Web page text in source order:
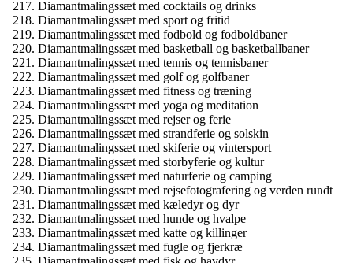
Diamantmalingssæt med cocktails og drinks
Diamantmalingssæt med sport og fritid
Diamantmalingssæt med fodbold og fodboldbaner
Diamantmalingssæt med basketball og basketballbaner
Diamantmalingssæt med tennis og tennisbaner
Diamantmalingssæt med golf og golfbaner
Diamantmalingssæt med fitness og træning
Diamantmalingssæt med yoga og meditation
Diamantmalingssæt med rejser og ferie
Diamantmalingssæt med strandferie og solskin
Diamantmalingssæt med skiferie og vintersport
Diamantmalingssæt med storbyferie og kultur
Diamantmalingssæt med naturferie og camping
Diamantmalingssæt med rejsefotografering og verden rundt
Diamantmalingssæt med kæledyr og dyr
Diamantmalingssæt med hunde og hvalpe
Diamantmalingssæt med katte og killinger
Diamantmalingssæt med fugle og fjerkræ